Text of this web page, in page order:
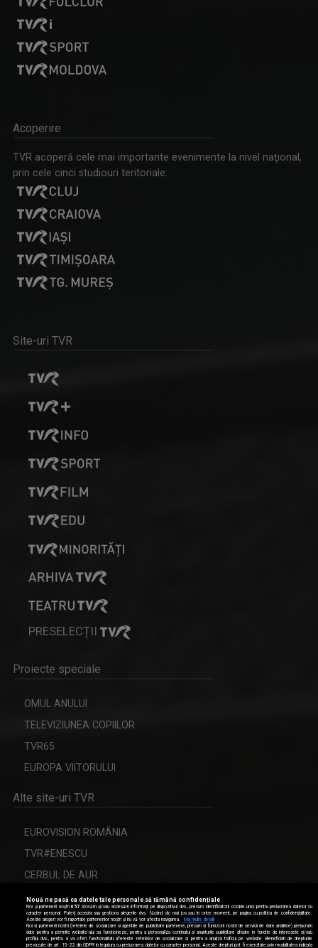
Acoperire
TVR acoperă cele mai importante evenimente la nivel naţional,
prin cele cinci studiouri teritoriale:
Site-uri TVR
PRESELECȚII
Proiecte speciale
OMUL ANULUI
TELEVIZIUNEA COPIILOR
TVR65
EUROPA VIITORULUI
Alte site-uri TVR
EUROVISION ROMÂNIA
TVR#ENESCU
CERBUL DE AUR
Modifică setările de confidențialitate
Nouă ne pasă ca datele tale personale să rămână confidențiale
Noi și partenerii noștri657 stocăm și/sau accesăm informații pe dispozitivul dvs., precum identificatorii cookie unici pentru prelucrarea datelor cu
caracter personal. Puteți accepta sau gestiona alegerile dvs. făcând clic mai jos sau în orice moment, pe pagina cu politica de confidențialitate.
Aceste alegeri vor fi raportate partenerilor noștri și nu vă vor afecta navigarea.
Mai multe detalii
Noi si partenerii nostri (retelele de socializare si agentiile de publicitate partenere, precum si furnizorii nostri de servicii de date analitice) prelucram
date pentru a permite website-ului sa functioneze, pentru a personaliza continutul si anunturile publicitare afisate in functie de interesele si/sau
profilul dvs., pentru a va oferi functionalitati aferente retelelor de socializare si pentru a analiza traficul pe website. Beneficiati de drepturile
prevazute de art. 15-22 din GDPR in legatura cu prelucrarea datelor cu caracter personal. Aceste drepturi pot fi exercitate prin modalitatea indicata